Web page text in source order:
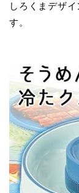
しろくまデザ
す。